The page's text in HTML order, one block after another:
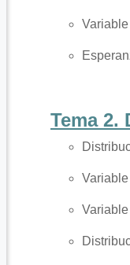
Tema